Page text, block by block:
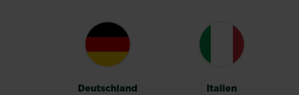
Deutschland Italien